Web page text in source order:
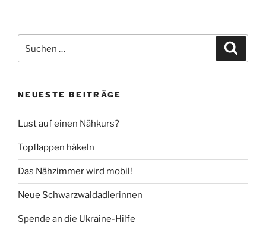
nach:
NEUESTE BEITRÄGE
Lust auf einen Nähkurs?
Topflappen häkeln
Das Nähzimmer wird mobil!
Neue Schwarzwaldadlerinnen
Spende an die Ukraine-Hilfe